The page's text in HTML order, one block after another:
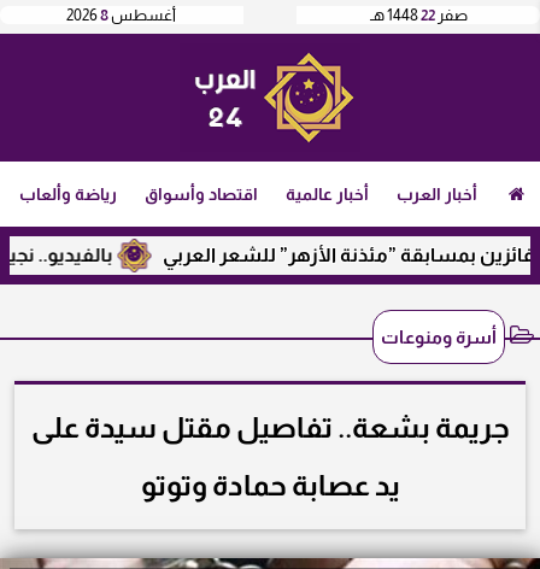
أغسطس8
2026 صفر 221448 هـ
أخبار العرب أخبار عالمية اقتصاد وأسواق رياضة وألعاب
بالفيديو.. نجيب بمسابقة ”مئذنة الأزهر” للشعر العربي
أسرة ومنوعات
جريمة بشعة.. تفاصيل مقتل سيدة على
يد عصابة حمادة وتوتو